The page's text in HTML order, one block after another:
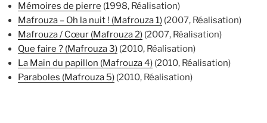
Mémoires de pierre (1998, Réalisation)
Mafrouza – Oh la nuit ! (Mafrouza 1) (2007, Réalisation)
Mafrouza / Cœur (Mafrouza 2) (2007, Réalisation)
Que faire ? (Mafrouza 3) (2010, Réalisation)
La Main du papillon (Mafrouza 4) (2010, Réalisation)
Paraboles (Mafrouza 5) (2010, Réalisation)